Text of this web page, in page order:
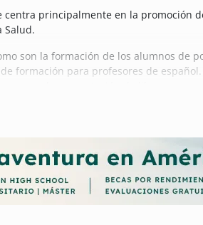
centra principalmente en la promoción
Salud.
son la formación de los alumnos de
formación para profesores de
becas de la Fundación Ortega y